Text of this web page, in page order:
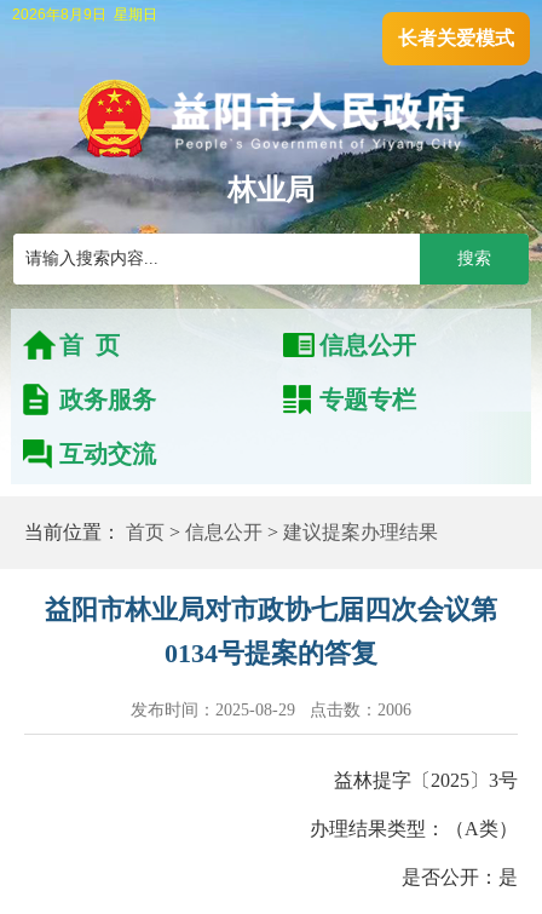
2026年8月9日 星期日
长者关爱模式
林业局
搜索
首 页 信息公开
政务服务 专题专栏
互动交流
当前位置： 首页 > 信息公开 > 建议提案办理结果
益阳市林业局对市政协七届四次会议第
0134号提案的答复
发布时间：2025-08-29 点击数： 2006
益林提字〔2025〕3号
办理结果类型：（A类）
是否公开：是